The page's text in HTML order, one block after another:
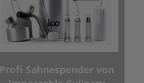
Profi Sahnespender von